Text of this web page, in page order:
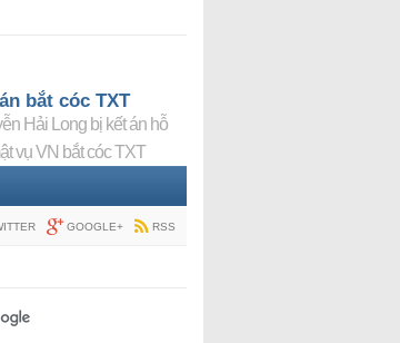
bắt cóc TXT
Hải Long bị kết án hỗ
vụ VN bắt cóc TXT
GOOGLE+ RSS